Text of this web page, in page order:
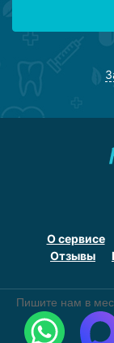
О сервисе
Отзывы
Пишите нам в